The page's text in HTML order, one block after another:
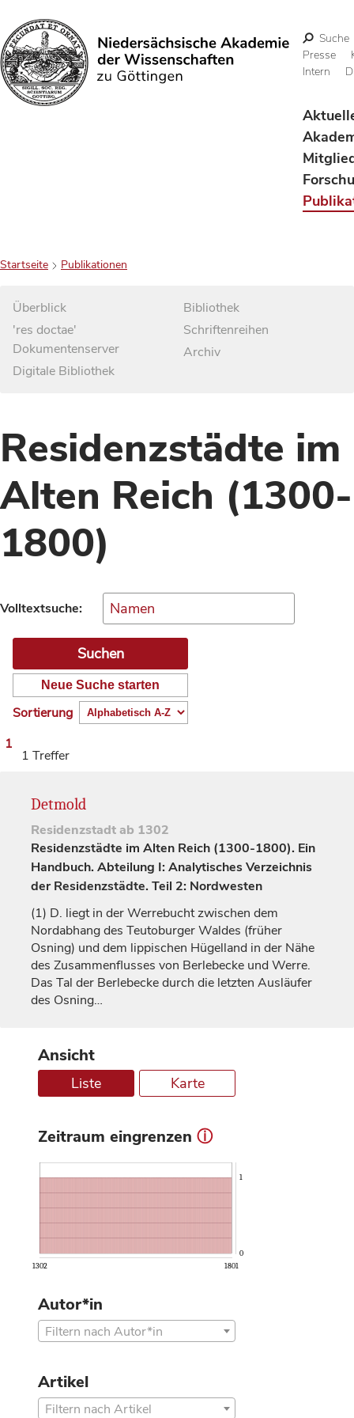
Suchen
Suche
Presse
Intern
Startseite Publikationen
Überblick
'res doctae'
Dokumentenserver
Digitale Bibliothek
Bibliothek
Schriftenreihen
Archiv
Residenzstädte im
Alten Reich (1300-
1800)
Volltextsuche:
Neue Suche starten
Sortierung
1
1 Treffer
Detmold
Residenzstadtab 1302
Residenzstädte im Alten Reich (1300-1800). Ein
Handbuch. Abteilung I: Analytisches Verzeichnis
der Residenzstädte. Teil 2: Nordwesten
(1) D. liegt in der Werrebucht zwischen dem
Nordabhang des Teutoburger Waldes (früher
Osning) und dem lippischen Hügelland in der Nähe
des Zusammenflusses von Berlebecke und Werre.
Das Tal der Berlebecke durch die letzten Ausläufer
des Osning…
Ansicht
Liste Karte
Zeitraum eingrenzen ⓘ
1302 1801
0
1
Autor*in
Filtern nach Autor*in
Artikel
Filtern nach Artikel